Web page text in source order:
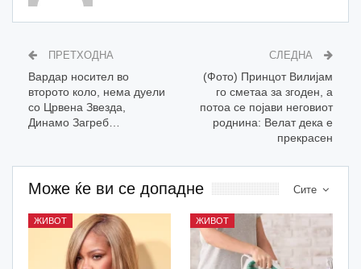
ПРЕТХОДНА
Вардар носител во
второто коло, нема дуели
со Црвена Звезда,
Динамо Загреб…
СЛЕДНА
(Фото) Принцот Вилијам
го сметаа за згоден, а
потоа се појави неговиот
роднина: Велат дека е
прекрасен
Сите
Може ќе ви се допадне
ЖИВОТ ЖИВОТ